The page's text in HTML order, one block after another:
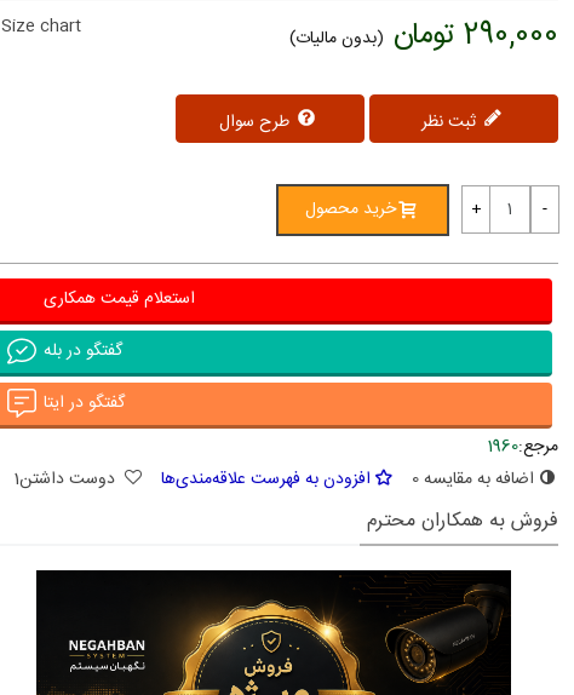
290,000 تومان (بدون مالیات)
ثبت نظر
Size chart
-
+ خرید محصول
استعلام قیمت همکاری
گفتگو در بله
گفتگو در ایتا
مرجع:1960
اضافه به مقایسه0 افزودن به فهرست علاقه‌مندی‌ها دوست داشتن1
فروش به همکاران محترم